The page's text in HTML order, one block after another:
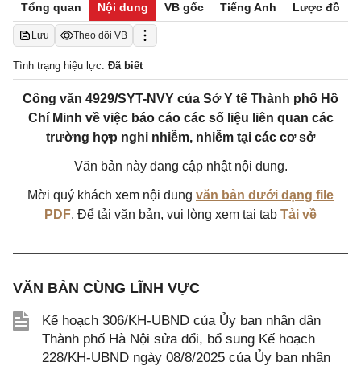
Tổng quan Nội dung VB gốc Tiếng Anh Lược đồ
Lưu Theo dõi VB
Tình trạng hiệu lực: Đã biết
Công văn 4929/SYT-NVY của Sở Y tế Thành phố Hồ
Chí Minh về việc báo cáo các số liệu liên quan các
trường hợp nghi nhiễm, nhiễm tại các cơ sở
Văn bản này đang cập nhật nội dung.
Mời quý khách xem nội dung văn bản dưới dạng file
PDF. Để tải văn bản, vui lòng xem tại tab Tải về
VĂN BẢN CÙNG LĨNH VỰC
Kế hoạch 306/KH-UBND của Ủy ban nhân dân
Thành phố Hà Nội sửa đổi, bổ sung Kế hoạch
228/KH-UBND ngày 08/8/2025 của Ủy ban nhân